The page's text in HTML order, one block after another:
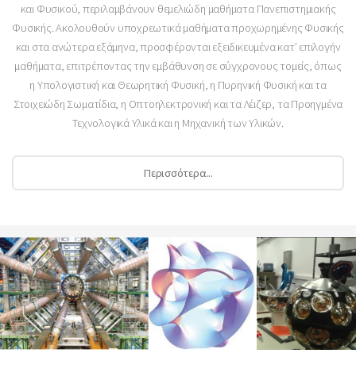
και Φυσικού, περιλαμβάνουν θεμελιώδη μαθήματα Πανεπιστημιακής
Φυσικής. Ακολουθούν υποχρεωτικά μαθήματα προχωρημένης Φυσικής
και στα ανώτερα εξάμηνα, προσφέρονται εξειδικευμένα κατ’ επιλογήν
μαθήματα, επιτρέποντας την εμβάθυνση σε σύγχρονους τομείς, όπως
η Υπολογιστική και Θεωρητική Φυσική, η Πυρηνική Φυσική και τα
Στοιχειώδη Σωματίδια, η Οπτοηλεκτρονική και τα Λέιζερ, τα Προηγμένα
Τεχνολογικά Υλικά και η Μηχανική των Υλικών.
Περισσότερα...